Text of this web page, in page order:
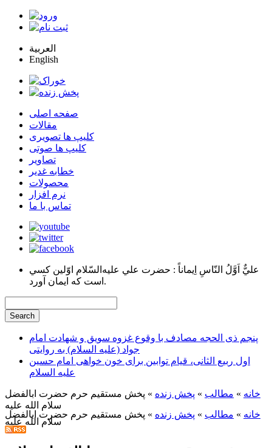
العربية
English
صفحه اصلی
مقالات
کلیپ ها تصویری
کلیپ ها صوتی
تصاویر
خطابه غدیر
محصولات
نرم افزار
تماس با ما
عليٌّ اَوَّلُ النّاسِ اِيماناً : حضرت علي عليه‌السّلام اوّلين كسي
است كه ايمان آورد.
پنجم ذی الحجه مصادف با وقوع غزوه سویق و شهادت امام
جواد (علیه السلام) به روایتی
اول ربیع الثانی، قیام توابین برای خون خواهی امام حسین
علیه السلام
خانه » مطالب » پخش زنده » پخش مستقيم حرم حضرت ابالفضل
سلام الله عليه
خانه » مطالب » پخش زنده » پخش مستقيم حرم حضرت ابالفضل
سلام الله عليه